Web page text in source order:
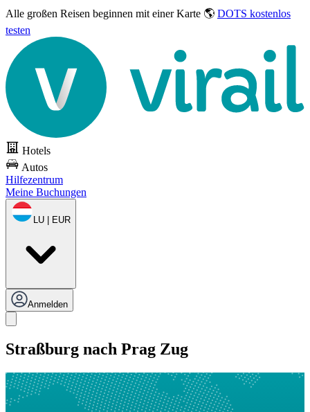
Alle großen Reisen beginnen mit einer Karte 🌎 DOTS kostenlos
testen
Hotels
Autos
Hilfezentrum
Meine Buchungen
LU | EUR
Anmelden
Straßburg nach Prag Zug